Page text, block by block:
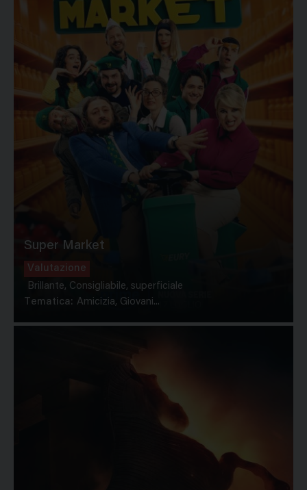
Super Market
Valutazione
Brillante, Consigliabile, superficiale
Tematica: Amicizia, Giovani...